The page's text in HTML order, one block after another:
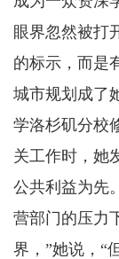
眼界忽然被打
的标示，而是
城市规划成了
学洛杉矶分校
关工作时，她
公共利益为先
营部门的压力
界，”她说，“